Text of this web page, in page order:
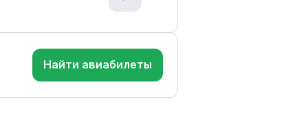
Найти авиабилеты